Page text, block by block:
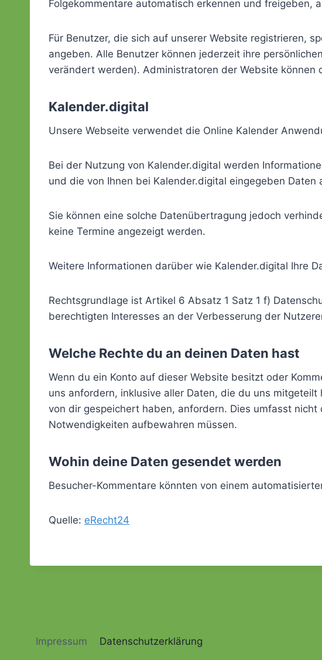
Folgekommentare automatisch erkennen und
Für Benutzer, die sich auf unserer Website registrieren,
angeben. Alle Benutzer können jederzeit ihre
verändert werden). Administratoren der Website
Kalender.digital
Unsere Webseite verwendet die Online Kalender
Bei der Nutzung von Kalender.digital werden
und die von Ihnen bei Kalender.digital eingegeben
Sie können eine solche Datenübertragung jedoch
keine Termine angezeigt werden.
Weitere Informationen darüber wie Kalender.digital Ihre
Rechtsgrundlage ist Artikel 6 Absatz 1 Satz 1 f)
berechtigten Interesses an der Verbesserung der
Welche Rechte du an deinen Daten hast
Wenn du ein Konto auf dieser Website besitzt oder
uns anfordern, inklusive aller Daten, die du uns
von dir gespeichert haben, anfordern. Dies umfasst
Notwendigkeiten aufbewahren müssen.
Wohin deine Daten gesendet werden
Besucher-Kommentare könnten von einem
Quelle: eRecht24
Impressum Datenschutzerklärung